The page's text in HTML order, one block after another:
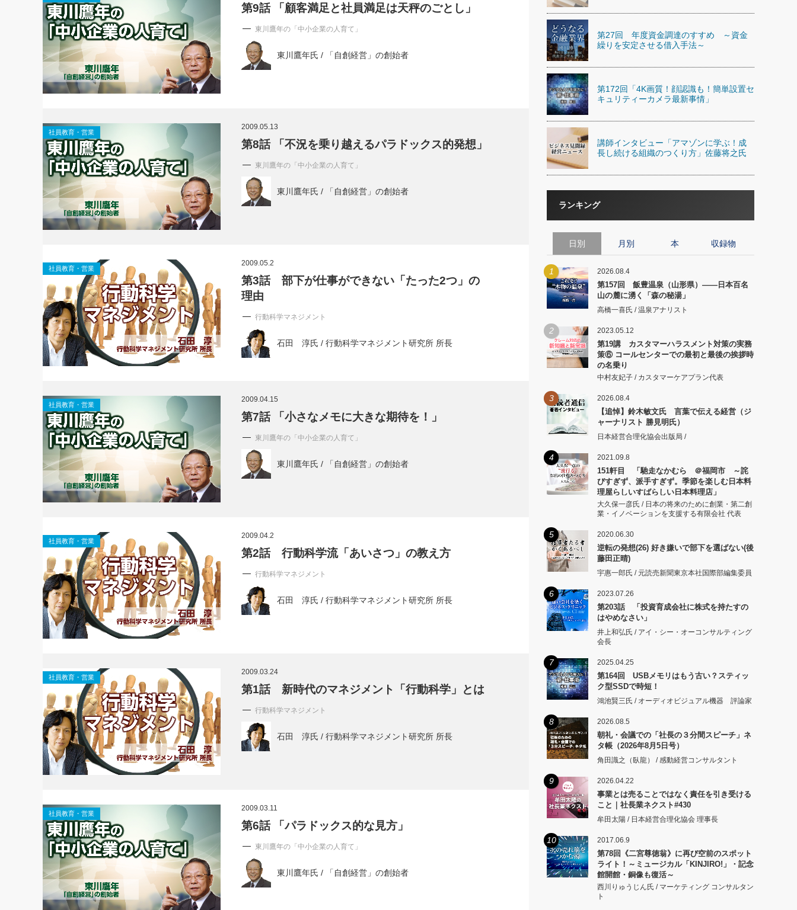
第9話 「顧客満足と社員満足は天秤のごとし」
東川鷹年の「中小企業の人育て」
東川鷹年氏 / 「自創経営」の創始者
社員教育・営業
2009.05.13
第8話 「不況を乗り越えるパラドックス的発想」
東川鷹年の「中小企業の人育て」
東川鷹年氏 / 「自創経営」の創始者
社員教育・営業
2009.05.2
第3話 部下が仕事ができない「たった2つ」の
理由
行動科学マネジメント
石田 淳氏 / 行動科学マネジメント研究所 所長
社員教育・営業
2009.04.15
第7話 「小さなメモに大きな期待を！」
東川鷹年の「中小企業の人育て」
東川鷹年氏 / 「自創経営」の創始者
社員教育・営業
2009.04.2
第2話 行動科学流「あいさつ」の教え方
行動科学マネジメント
石田 淳氏 / 行動科学マネジメント研究所 所長
社員教育・営業
2009.03.24
第1話 新時代のマネジメント「行動科学」とは
行動科学マネジメント
石田 淳氏 / 行動科学マネジメント研究所 所長
社員教育・営業
2009.03.11
第6話 「パラドックス的な見方」
東川鷹年の「中小企業の人育て」
東川鷹年氏 / 「自創経営」の創始者
第27回 年度資金調達のすすめ ～資金
繰りを安定させる借入手法～
第172回「4K画質！顔認識も！簡単設置セ
キュリティーカメラ最新事情」
講師インタビュー「アマゾンに学ぶ！成
長し続ける組織のつくり方」佐藤将之氏
ランキング
日別 月別 本 収録物
1 2026.08.4
第157回 飯豊温泉（山形県）――日本百名
山の麓に湧く「森の秘湯」
高橋一喜氏 / 温泉アナリスト
2 2023.05.12
第19講 カスタマーハラスメント対策の実務
策⑥ コールセンターでの最初と最後の挨拶時
の名乗り
中村友妃子 / カスタマーケアプラン代表
3 2026.08.4
【追悼】鈴木敏文氏 言葉で伝える経営（ジ
ャーナリスト 勝見明氏）
日本経営合理化協会出版局 /
4 2021.09.8
151軒目 「馳走なかむら ＠福岡市 ～詫
びすぎず、派手すぎず。季節を楽しむ日本料
理屋らしいすばらしい日本料理店」
大久保一彦氏 / 日本の将来のために創業・第二創
業・イノベーションを支援する有限会社 代表
5 2020.06.30
逆転の発想(26) 好き嫌いで部下を選ばない(後
藤田正晴)
宇惠一郎氏 / 元読売新聞東京本社国際部編集委員
6 2023.07.26
第203話 「投資育成会社に株式を持たすの
はやめなさい」
井上和弘氏 / アイ・シー・オーコンサルティング
会長
7 2025.04.25
第164回 USBメモリはもう古い？スティッ
ク型SSDで時短！
鴻池賢三氏 / オーディオビジュアル機器 評論家
8 2026.08.5
朝礼・会議での「社長の３分間スピーチ」ネ
タ帳（2026年8月5日号）
角田識之（臥龍） / 感動経営コンサルタント
9 2026.04.22
事業とは売ることではなく責任を引き受ける
こと｜社長業ネクスト#430
牟田太陽 / 日本経営合理化協会 理事長
10 2017.06.9
第78回《二宮尊徳翁》に再び空前のスポット
ライト！～ミュージカル「KINJIRO!」・記念
館開館・銅像も復活～
西川りゅうじん氏 / マーケティング コンサルタン
ト